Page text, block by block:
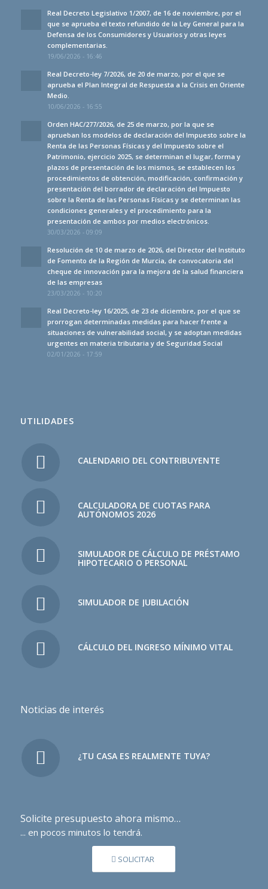
Real Decreto Legislativo 1/2007, de 16 de noviembre, por el
que se aprueba el texto refundido de la Ley General para la
Defensa de los Consumidores y Usuarios y otras leyes
complementarias.
19/06/2026 - 16:46
Real Decreto-ley 7/2026, de 20 de marzo, por el que se
aprueba el Plan Integral de Respuesta a la Crisis en Oriente
Medio.
10/06/2026 - 16:55
Orden HAC/277/2026, de 25 de marzo, por la que se
aprueban los modelos de declaración del Impuesto sobre la
Renta de las Personas Físicas y del Impuesto sobre el
Patrimonio, ejercicio 2025, se determinan el lugar, forma y
plazos de presentación de los mismos, se establecen los
procedimientos de obtención, modificación, confirmación y
presentación del borrador de declaración del Impuesto
sobre la Renta de las Personas Físicas y se determinan las
condiciones generales y el procedimiento para la
presentación de ambos por medios electrónicos.
30/03/2026 - 09:09
Resolución de 10 de marzo de 2026, del Director del Instituto
de Fomento de la Región de Murcia, de convocatoria del
cheque de innovación para la mejora de la salud financiera
de las empresas
23/03/2026 - 10:20
Real Decreto-ley 16/2025, de 23 de diciembre, por el que se
prorrogan determinadas medidas para hacer frente a
situaciones de vulnerabilidad social, y se adoptan medidas
urgentes en materia tributaria y de Seguridad Social
02/01/2026 - 17:59
UTILIDADES
CALENDARIO DEL CONTRIBUYENTE
CALCULADORA DE CUOTAS PARA
AUTÓNOMOS 2026
SIMULADOR DE CÁLCULO DE PRÉSTAMO
HIPOTECARIO O PERSONAL
SIMULADOR DE JUBILACIÓN
CÁLCULO DEL INGRESO MÍNIMO VITAL
Noticias de interés
¿TU CASA ES REALMENTE TUYA?
Solicite presupuesto ahora mismo…
... en pocos minutos lo tendrá.
SOLICITAR